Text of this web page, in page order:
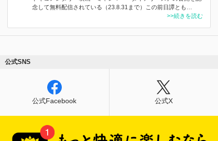
念して無料配信されている（23.8.31まで）この前日譚とも…
>>続きを読む
公式SNS
公式Facebook 公式X